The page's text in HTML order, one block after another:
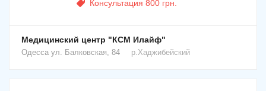
Консультация 800 грн.
Медицинский центр "КСМ Илайф"
Одесса ул. Балковская, 84 р.Хаджибейский